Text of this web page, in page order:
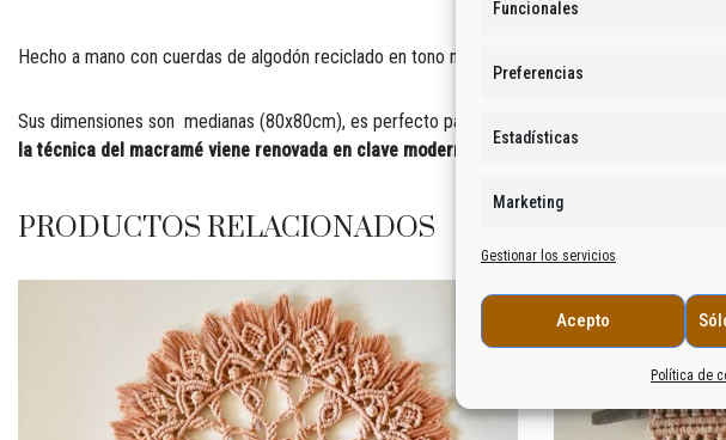
Funcionales
Preferencias
Estadísticas
Marketing
Gestionar los servicios
Acepto
Política de
Hecho a mano con cuerdas de algodón reciclado en tono natural y toques de colores
Sus dimensiones son medianas (80x80cm), es perfecto para dar un toque original y
la técnica del macramé viene renovada en clave moderna para ofreceros un estilo único
PRODUCTOS RELACIONADOS